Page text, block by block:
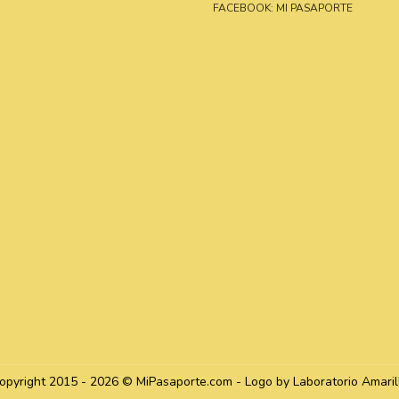
FACEBOOK: MI PASAPORTE
2015 - 2026 © MiPasaporte.com - Logo by Laboratorio